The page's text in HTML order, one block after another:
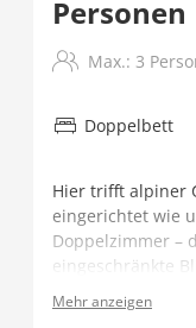
Personen
Max.: 3
Doppelbett
Hier trifft alpiner
eingerichtet wie
Doppelzimmer –
eingeschränkte
Terrasse – ideal
suchen.
Mehr anzeigen